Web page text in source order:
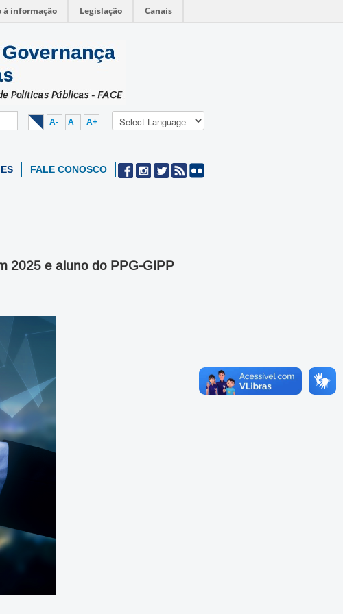
à informação Legislação Canais
A- A A+
FALE CONOSCO
2025 e aluno do PPG-GIPP